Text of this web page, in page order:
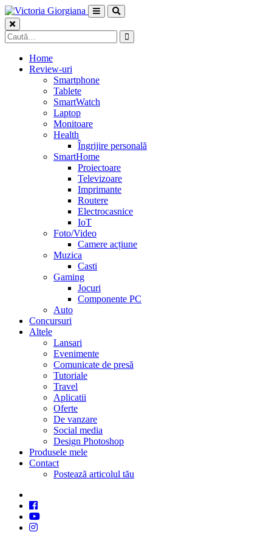
Skip
to
content
Caută
după:
Home
Review-uri
Smartphone
Tablete
SmartWatch
Laptop
Monitoare
Health
Îngrijire personală
SmartHome
Proiectoare
Televizoare
Imprimante
Routere
Electrocasnice
IoT
Foto/Video
Camere acțiune
Muzica
Casti
Gaming
Jocuri
Componente PC
Auto
Concursuri
Altele
Lansari
Evenimente
Comunicate de presă
Tutoriale
Travel
Aplicatii
Oferte
De vanzare
Social media
Design Photoshop
Produsele mele
Contact
Postează articolul tău